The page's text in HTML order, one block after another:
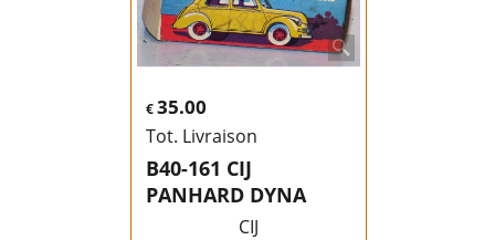
€35.00
Tot. Livraison
B40-161 CIJ
PANHARD DYNA
CIJ